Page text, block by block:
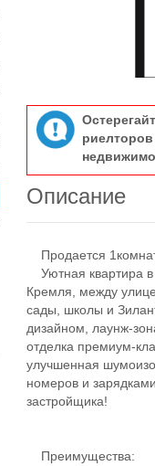
Описание
Продается
Уютная квартира в
Кремля, между
сады, школы и
дизайном, лаунж-
отделка премиум-
улучшенная
номеров и
застройщика!
Преимущества: